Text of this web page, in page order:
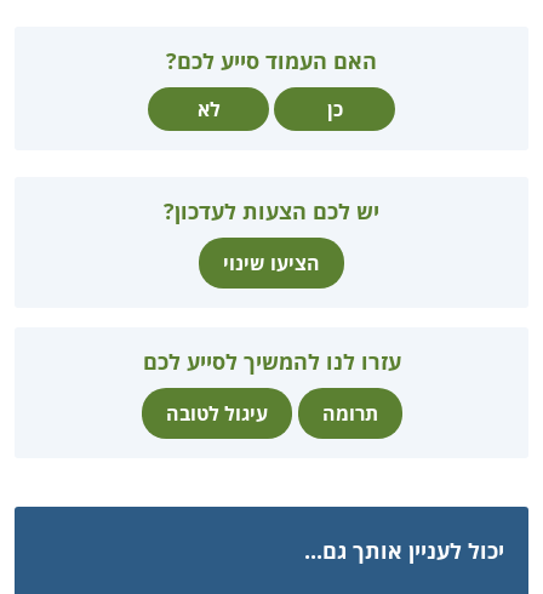
האם העמוד סייע לכם?
כן לא
יש לכם הצעות לעדכון?
הציעו שינוי
עזרו לנו להמשיך לסייע לכם
תרומה עיגול לטובה
יכול לעניין אותך גם...